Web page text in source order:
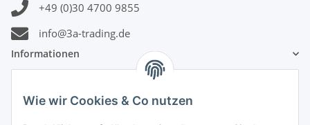
Wie wir Cookies & Co nutzen
+49 (0)30 4700 9855
info@3a-trading.de
Informationen